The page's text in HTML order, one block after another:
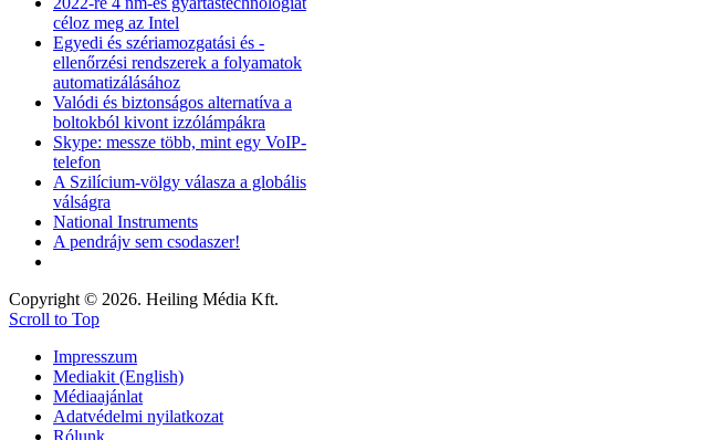
céloz meg az Intel
Egyedi és szériamozgatási és -
ellenőrzési rendszerek a folyamatok
automatizálásához
Valódi és biztonságos alternatíva a
boltokból kivont izzólámpákra
Skype: messze több, mint egy VoIP-
telefon
A Szilícium-völgy válasza a globális
válságra
National Instruments
A pendrájv sem csodaszer!
Copyright © 2026. Heiling Média Kft.
Scroll to Top
Impresszum
Mediakit (English)
Médiaajánlat
Adatvédelmi nyilatkozat
Rólunk